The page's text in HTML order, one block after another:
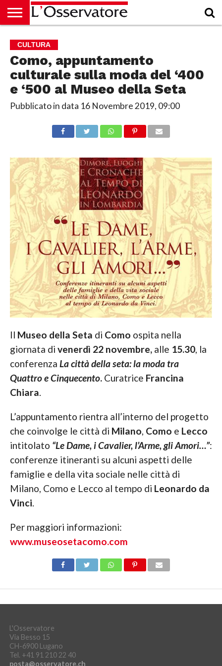
CULTURA
ECONOMIA
RUBRICHE
ARCHIVIO
PODCAST
ABBONAMENTO
CHI
SIAMO
ACCEDI
CULTURA
Como, appuntamento
culturale sulla moda del ‘400
e ‘500 al Museo della Seta
Pubblicato in data 16 Novembre 2019, 09:00
Il Museo della Seta di Como ospita nella
giornata di venerdì 22 novembre,alle 15.30, la
conferenza La città della seta: la moda tra
Quattro e Cinquecento. Curatrice Francina
Chiara.
L’appuntamento rientra all’interno del progetto
che coinvolge le città di Milano, Como e Lecco
intitolato “Le Dame, i Cavalier, l’Arme, gli Amori…”:
conferenze itineranti su alcuni aspetti delle
famiglie e della vita sociale nelle città di
Milano, Como e Lecco al tempo di Leonardo da
Vinci.
Per maggiori informazioni:
www.museosetacomo.com
L'Osservatore
Via Besso 15
CH-6900 Lugano
Tel. +41 91 210 22 40
posta@osservatore.ch